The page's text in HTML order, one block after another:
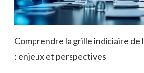
Comprendre la grille indiciaire de
: enjeux et perspectives